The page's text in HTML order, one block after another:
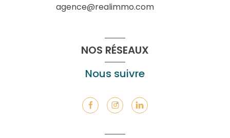
agence@realimmo.com
NOS RÉSEAUX
Nous suivre